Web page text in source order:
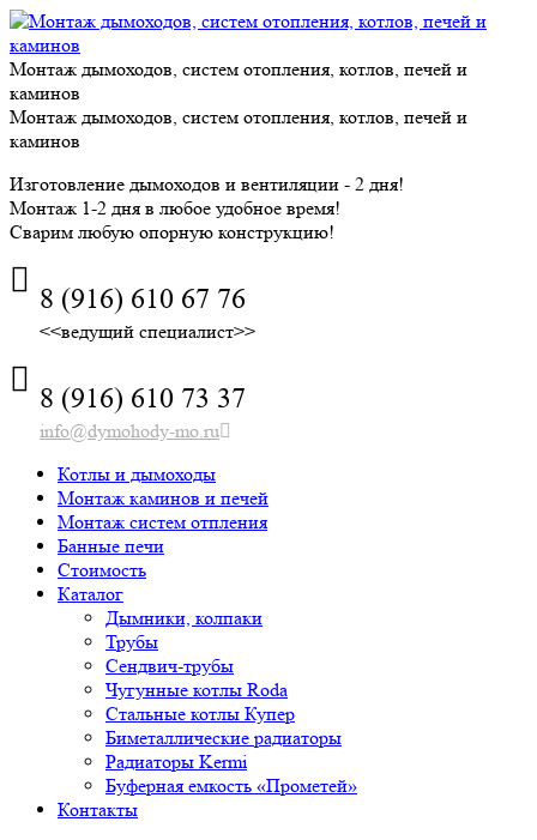
Skip
to
content
Монтаж дымоходов, систем отопления, котлов, печей и
каминов
Монтаж дымоходов, систем отопления, котлов, печей и
каминов
Изготовление дымоходов и вентиляции - 2 дня!
Монтаж 1-2 дня в любое удобное время!
Сварим любую опорную конструкцию!
8 (916) 610 67 76
<<ведущий специалист>>
8 (916) 610 73 37
info@dymohody-mo.ru
Котлы и дымоходы
Монтаж каминов и печей
Монтаж систем отпления
Банные печи
Стоимость
Каталог
Дымники, колпаки
Трубы
Сендвич-трубы
Чугунные котлы Roda
Стальные котлы Купер
Биметаллические радиаторы
Радиаторы Kermi
Буферная емкость «Прометей»
Контакты